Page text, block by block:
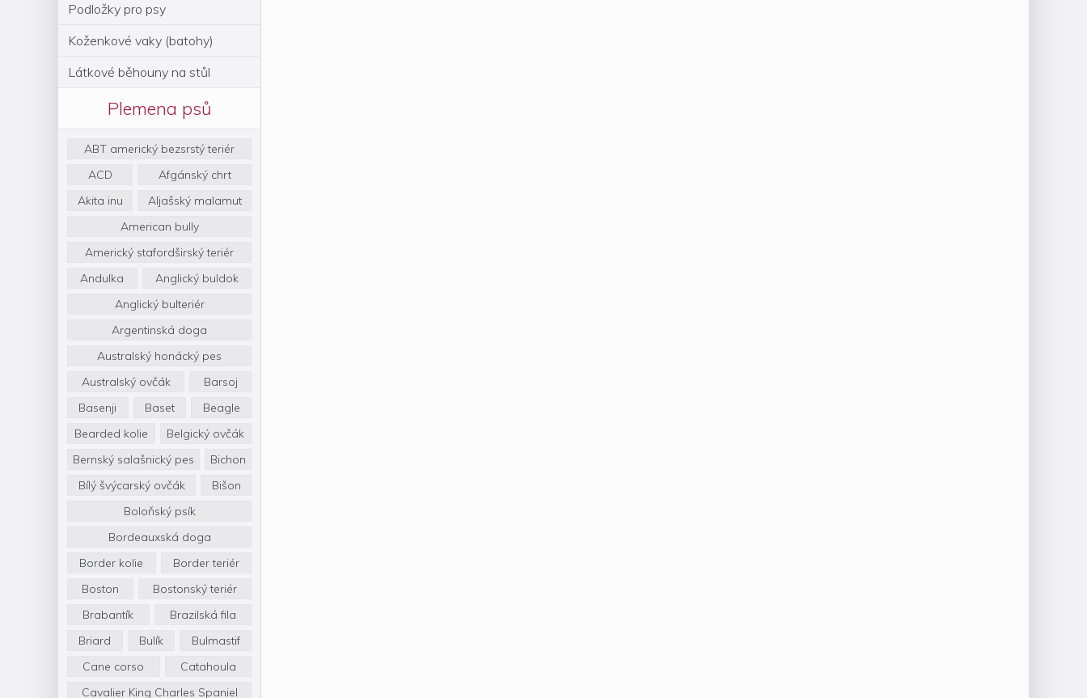
Podložky pro psy
Koženkové vaky (batohy)
Látkové běhouny na stůl
Plemena psů
ABT americký bezsrstý teriér
ACD
Afgánský chrt
Akita inu
Aljašský malamut
American bully
Americký stafordširský teriér
Andulka
Anglický buldok
Anglický bulteriér
Argentinská doga
Australský honácký pes
Australský ovčák
Barsoj
Basenji
Baset
Beagle
Bearded kolie
Belgický ovčák
Bernský salašnický pes
Bichon
Bílý švýcarský ovčák
Bišon
Boloňský psík
Bordeauxská doga
Border kolie
Border teriér
Boston
Bostonský teriér
Brabantík
Brazilská fila
Briard
Bulík
Bulmastif
Cane corso
Catahoula
Cavalier King Charles Spaniel